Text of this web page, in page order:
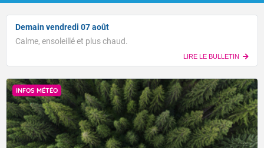
Demain vendredi 07 août
Calme, ensoleillé et plus chaud.
LIRE LE BULLETIN
INFOS MÉTÉO